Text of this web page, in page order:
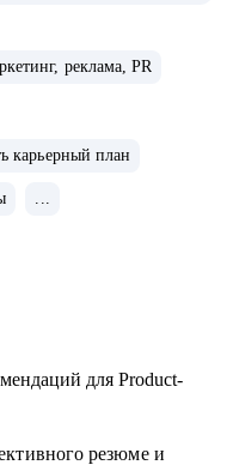
план роста.
и самой работе.
продукта, помочь
реклама, PR
карьерный план
...
для Product-
резюме и